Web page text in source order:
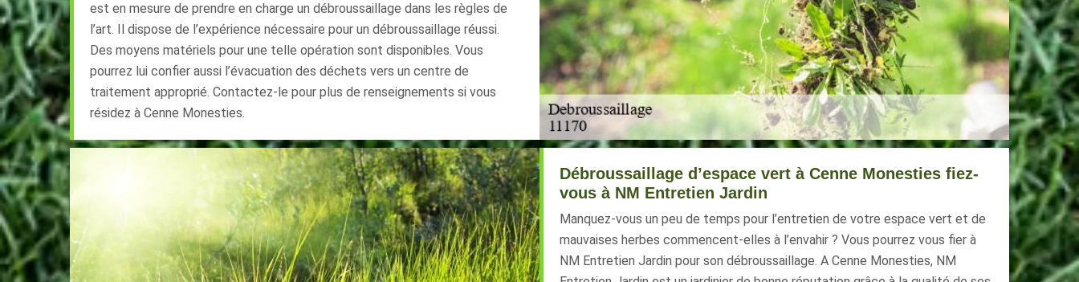
est en mesure de prendre en charge un débroussaillage dans les règles de
l’art. Il dispose de l’expérience nécessaire pour un débroussaillage réussi.
Des moyens matériels pour une telle opération sont disponibles. Vous
pourrez lui confier aussi l’évacuation des déchets vers un centre de
traitement approprié. Contactez-le pour plus de renseignements si vous
résidez à Cenne Monesties.
Débroussaillage d’espace vert à Cenne Monesties fiez-
vous à NM Entretien Jardin
Manquez-vous un peu de temps pour l’entretien de votre espace vert et de
mauvaises herbes commencent-elles à l’envahir ? Vous pourrez vous fier à
NM Entretien Jardin pour son débroussaillage. A Cenne Monesties, NM